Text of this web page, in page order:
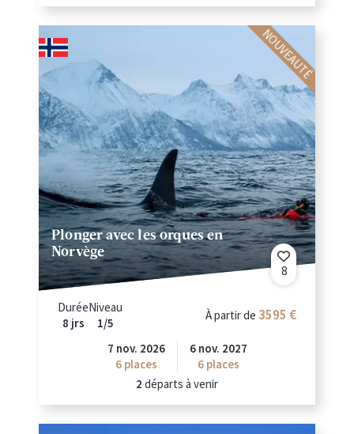
NOUVEAUTÉ
Plonger avec les orques en
Norvège
8
Durée
8 jrs
Niveau
1/5
À partir de 3595
7 nov. 2026
6places
6 nov. 2027
6places
2 départs à venir